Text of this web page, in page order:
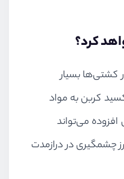
کرد؟
کشتی‌ها بسیار
کربن به مواد
می‌تواند
چشمگیری در درازمدت